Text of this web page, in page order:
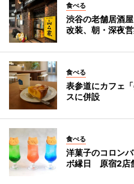
食べる
渋谷の老舗居酒
改装、朝・深夜
食べる
表参道にカフェ
スに併設
食べる
洋菓子のコロン
ボ縁日 原宿2店